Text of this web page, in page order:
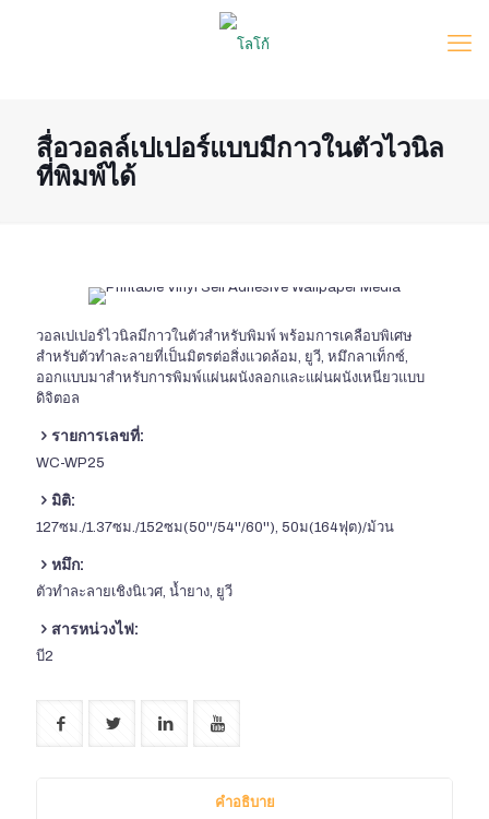
สื่อวอลล์เปเปอร์แบบมีกาวในตัวไวนิล
ที่พิมพ์ได้
วอลเปเปอร์ไวนิลมีกาวในตัวสำหรับพิมพ์ พร้อมการเคลือบพิเศษ
สำหรับตัวทำละลายที่เป็นมิตรต่อสิ่งแวดล้อม, ยูวี, หมึกลาเท็กซ์,
ออกแบบมาสำหรับการพิมพ์แผ่นผนังลอกและแผ่นผนังเหนียวแบบ
ดิจิตอล
รายการเลขที่:
WC-WP25
มิติ:
127ซม./1.37ซม./152ซม(50''/54''/60''), 50ม(164ฟุต)/ม้วน
หมึก:
ตัวทำละลายเชิงนิเวศ, น้ำยาง, ยูวี
สารหน่วงไฟ:
บี2
คำอธิบาย